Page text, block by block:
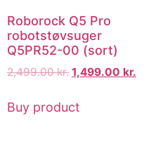
Roborock Q5 Pro
robotstøvsuger
Q5PR52-00 (sort)
2,499.00kr. 1,499.00 kr.
Buy product